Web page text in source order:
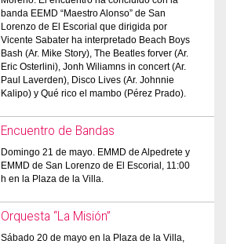
banda EEMD “Maestro Alonso” de San
Lorenzo de El Escorial que dirigida por
Vicente Sabater ha interpretado Beach Boys
Bash (Ar. Mike Story), The Beatles forver (Ar.
Eric Osterlini), Jonh Wiliamns in concert (Ar.
Paul Laverden), Disco Lives (Ar. Johnnie
Kalipo) y Qué rico el mambo (Pérez Prado).
Encuentro de Bandas
Domingo 21 de mayo. EMMD de Alpedrete y
EMMD de San Lorenzo de El Escorial, 11:00
h en la Plaza de la Villa.
Orquesta “La Misión”
Sábado 20 de mayo en la Plaza de la Villa,